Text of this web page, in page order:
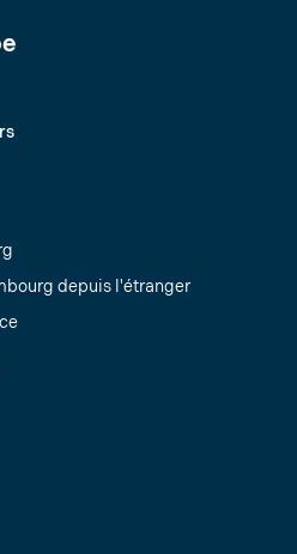
depuis l'étranger